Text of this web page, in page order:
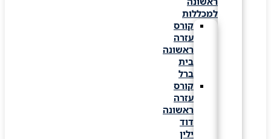
למכללות
קורס
עזרה
ראשונה
קורס
עזרה
ראשונה